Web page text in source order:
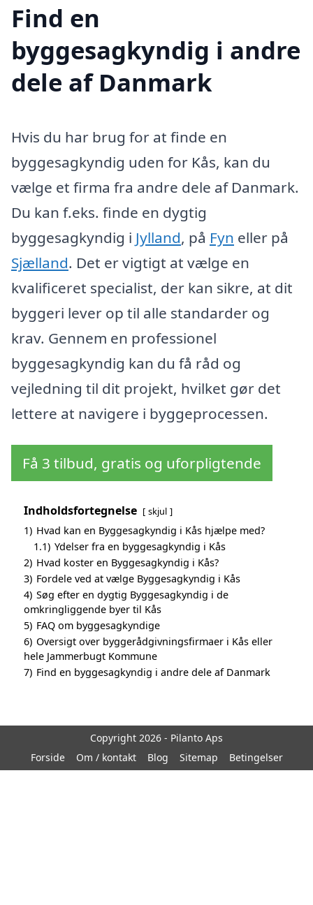
Find en
byggesagkyndig i andre
dele af Danmark
Hvis du har brug for at finde en
byggesagkyndig uden for Kås, kan du
vælge et firma fra andre dele af Danmark.
Du kan f.eks. finde en dygtig
byggesagkyndig i Jylland, på Fyn eller på
Sjælland. Det er vigtigt at vælge en
kvalificeret specialist, der kan sikre, at dit
byggeri lever op til alle standarder og
krav. Gennem en professionel
byggesagkyndig kan du få råd og
vejledning til dit projekt, hvilket gør det
lettere at navigere i byggeprocessen.
Få 3 tilbud, gratis og uforpligtende
Indholdsfortegnelse skjul
1) Hvad kan en Byggesagkyndig i Kås hjælpe med?
1.1) Ydelser fra en byggesagkyndig i Kås
2) Hvad koster en Byggesagkyndig i Kås?
3) Fordele ved at vælge Byggesagkyndig i Kås
4) Søg efter en dygtig Byggesagkyndig i de
omkringliggende byer til Kås
5) FAQ om byggesagkyndige
6) Oversigt over byggerådgivningsfirmaer i Kås eller
hele Jammerbugt Kommune
7) Find en byggesagkyndig i andre dele af Danmark
Copyright 2026 - Pilanto Aps
Forside
Om / kontakt Blog Sitemap Betingelser